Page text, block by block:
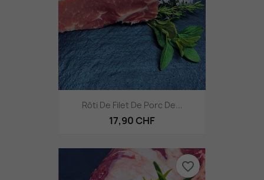
Rôti De Filet De Porc De...
17,90 CHF
favorite_border